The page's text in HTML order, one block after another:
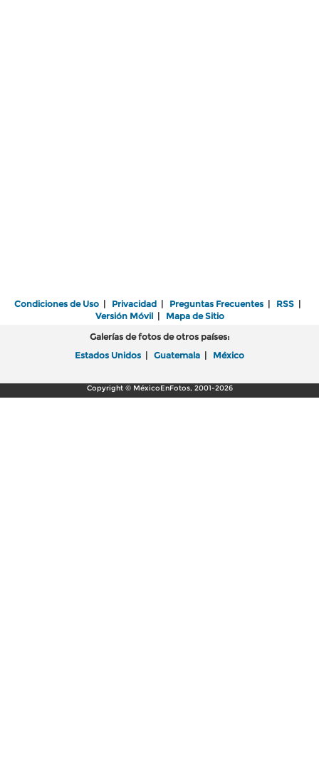
Condiciones de Uso | Privacidad | Preguntas Frecuentes | RSS |
Versión Móvil| Mapa de Sitio
Galerías de fotos de otros países:
Estados Unidos | Guatemala | México
Copyright © MéxicoEnFotos, 2001-2026